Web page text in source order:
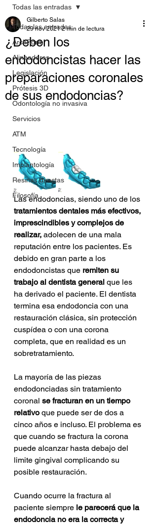
Todas las entradas
ArchForm
Alineadores
Legislación
Prótesis 3D
Odontología no invasiva
Servicios
ATM
Tecnología
Implantología
Resinas directas
Filosofía
Todas las entradas
¿Deben los
endodoncistas hacer las
preparaciones coronales
de sus endodoncias?
Gilberto Salas
29 nov 2021 2 min de lectura
Las endodoncias, siendo uno de los
tratamientos dentales más efectivos,
imprescindibles y complejos de
realizar, adolecen de una mala
reputación entre los pacientes. Es
debido en gran parte a los
endodoncistas que remiten su
trabajo al dentista general que les
ha derivado el paciente. El dentista
termina esa endodoncia con una
restauración clásica, sin protección
cuspídea o con una corona
completa, que en realidad es un
sobretratamiento.
La mayoría de las piezas
endodonciadas sin tratamiento
coronal se fracturan en un tiempo
relativo que puede ser de dos a
cinco años e incluso. El problema es
que cuando se fractura la corona
puede alcanzar hasta debajo del
limite gingival complicando su
posible restauración.
Cuando ocurre la fractura al
paciente siempre le parecerá que la
endodoncia no era la correcta y